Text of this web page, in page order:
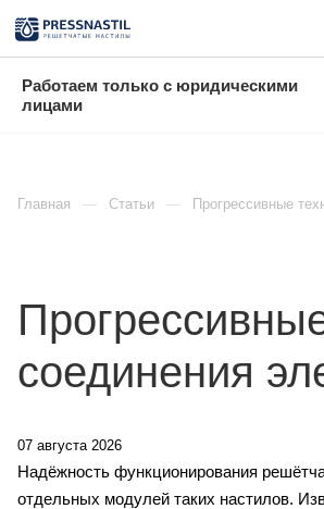
Работаем только с юридическими
лицами
Главная Статьи Прогрессивные
соединения
07 августа 2026
Надёжность функционирования
отдельных модулей таких настилов.